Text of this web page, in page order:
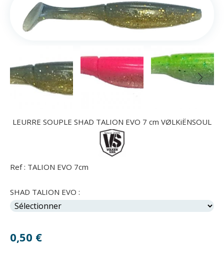
LEURRE SOUPLE SHAD TALION EVO 7 cm VØLKiËNSOUL
Ref : TALION EVO 7cm
SHAD TALION EVO :
0,50 €